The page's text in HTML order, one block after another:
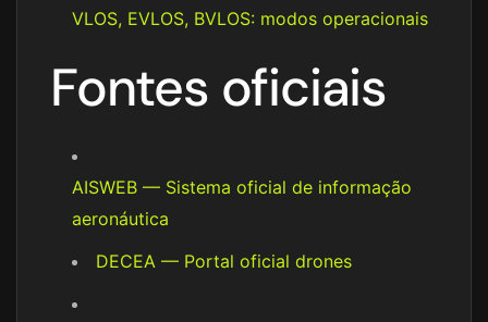
VLOS, EVLOS, BVLOS: modos operacionais
Fontes oficiais
AISWEB — Sistema oficial de informação
aeronáutica
DECEA — Portal oficial drones